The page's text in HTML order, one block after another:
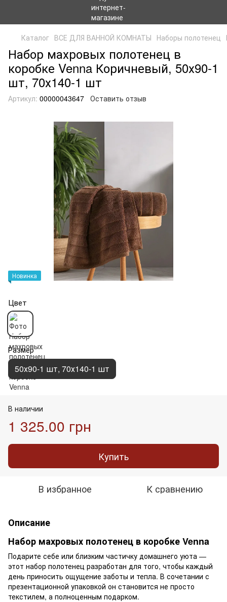
Каталог ВСЕ ДЛЯ ВАННОЙ КОМНАТЫ Наборы полотенец
Набор махровых полотенец в
коробке Venna Коричневый, 50х90-1
шт, 70х140-1 шт
Артикул: 00000043647 Оставить отзыв
Новинка
Цвет
Размер
50х90-1 шт, 70х140-1 шт
В наличии
1 325.00 грн
Купить
В избранное К сравнению
Описание
Набор махровых полотенец в коробке Venna
Подарите себе или близким частичку домашнего уюта —
этот набор полотенец разработан для того, чтобы каждый
день приносить ощущение заботы и тепла. В сочетании с
презентационной упаковкой он становится не просто
текстилем, а полноценным подарком.